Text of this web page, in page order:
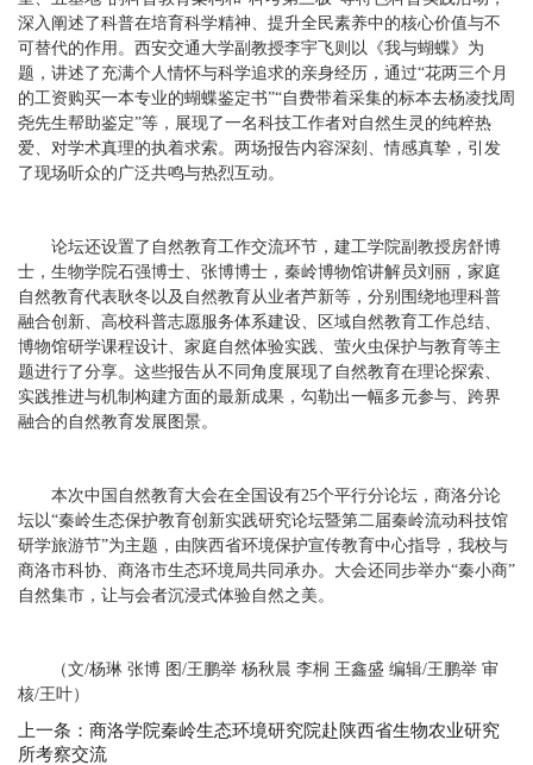
深入阐述了科普在培育科学精神、提升全民素养中的核心价值与不
可替代的作用。西安交通大学副教授李宇飞则以《我与蝴蝶》为
题，讲述了充满个人情怀与科学追求的亲身经历，通过“花两三个月
的工资购买一本专业的蝴蝶鉴定书”“自费带着采集的标本去杨凌找周
尧先生帮助鉴定”等，展现了一名科技工作者对自然生灵的纯粹热
爱、对学术真理的执着求索。两场报告内容深刻、情感真挚，引发
了现场听众的广泛共鸣与热烈互动。
论坛还设置了自然教育工作交流环节，建工学院副教授房舒博
士，生物学院石强博士、张博博士，秦岭博物馆讲解员刘丽，家庭
自然教育代表耿冬以及自然教育从业者芦新等，分别围绕地理科普
融合创新、高校科普志愿服务体系建设、区域自然教育工作总结、
博物馆研学课程设计、家庭自然体验实践、萤火虫保护与教育等主
题进行了分享。这些报告从不同角度展现了自然教育在理论探索、
实践推进与机制构建方面的最新成果，勾勒出一幅多元参与、跨界
融合的自然教育发展图景。
本次中国自然教育大会在全国设有25个平行分论坛，商洛分论
坛以“秦岭生态保护教育创新实践研究论坛暨第二届秦岭流动科技馆
研学旅游节”为主题，由陕西省环境保护宣传教育中心指导，我校与
商洛市科协、商洛市生态环境局共同承办。大会还同步举办“秦小商”
自然集市，让与会者沉浸式体验自然之美。
（文/杨琳 张博 图/王鹏举 杨秋晨 李桐 王鑫盛 编辑/王鹏举 审
核/王叶）
上一条：商洛学院秦岭生态环境研究院赴陕西省生物农业研究
所考察交流